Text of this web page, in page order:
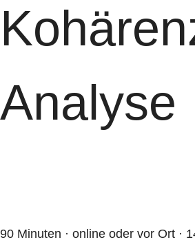
Analyse
90 Minuten · online oder vor Ort ·